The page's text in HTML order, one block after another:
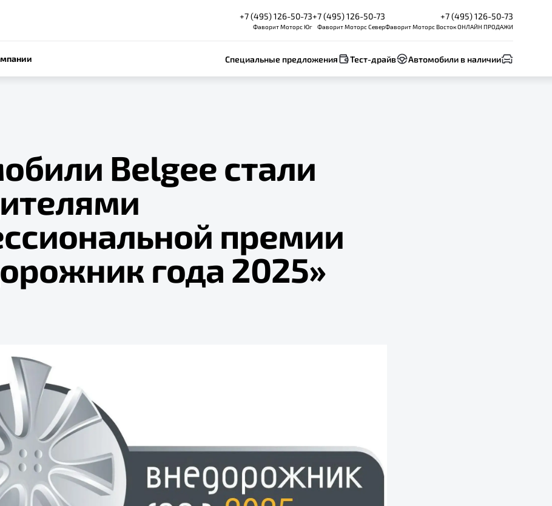
+7 (495) 126-50-73
Фаворит Моторс Юг
+7 (495) 126-50-73
Фаворит Моторс Север
+7 (495) 126-50-73
Фаворит Моторс Восток ОНЛАЙН ПРОДАЖИ
Специальные предложения Тест-драйв Автомобили в наличии
Belgee стали
премии
года 2025»